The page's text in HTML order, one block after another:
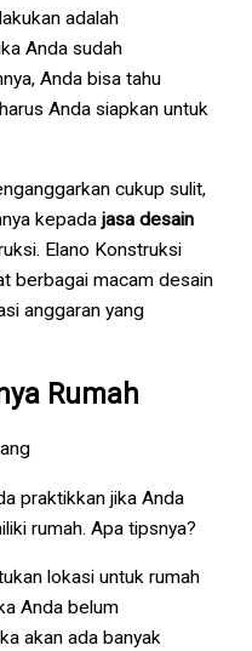
adalah
Anda sudah
Anda bisa tahu
Anda siapkan untuk
cukup sulit,
kepada jasa desain
Elano Konstruksi
berbagai macam desain
anggaran yang
Rumah
praktikkan jika Anda
rumah. Apa tipsnya?
lokasi untuk rumah
Anda belum
akan ada banyak